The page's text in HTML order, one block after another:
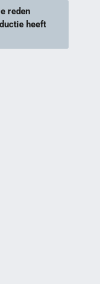
reden
heeft